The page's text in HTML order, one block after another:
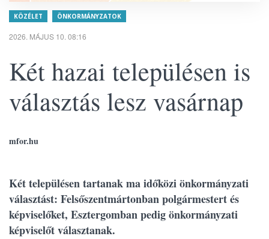
KÖZÉLET ÖNKORMÁNYZATOK
2026. MÁJUS 10. 08:16
Két hazai településen is
választás lesz vasárnap
mfor.hu
Két településen tartanak ma időközi önkormányzati
választást: Felsőszentmártonban polgármestert és
képviselőket, Esztergomban pedig önkormányzati
képviselőt választanak.